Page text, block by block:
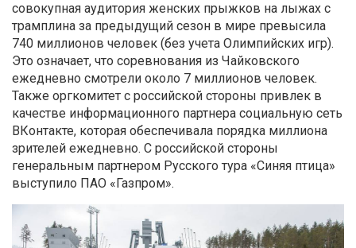
совокупная аудитория женских прыжков на лыжах с
трамплина за предыдущий сезон в мире превысила
740 миллионов человек (без учета Олимпийских игр).
Это означает, что соревнования из Чайковского
ежедневно смотрели около 7 миллионов человек.
Также оргкомитет с российской стороны привлек в
качестве информационного партнера социальную сеть
ВКонтакте, которая обеспечивала порядка миллиона
зрителей ежедневно. С российской стороны
генеральным партнером Русского тура «Синяя птица»
выступило ПАО «Газпром».